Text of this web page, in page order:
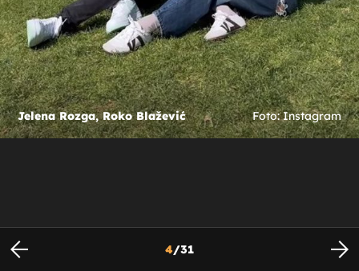
Jelena Rozga, Roko Blažević Foto: Instagram
4/31